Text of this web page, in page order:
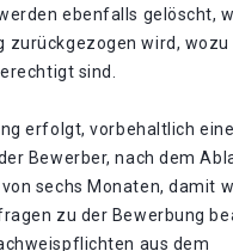
ebenfalls gelöscht,
zurückgezogen wird,
sind.
erfolgt, vorbehaltlich
Bewerber, nach dem
sechs Monaten, damit
zu der Bewerbung
aus dem